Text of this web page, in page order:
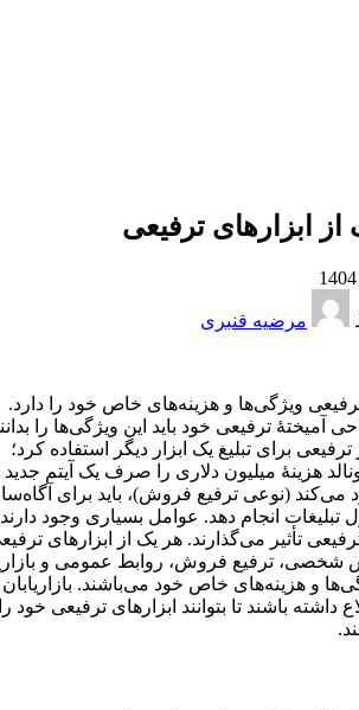
ابزارهای ترفیعی
مرضیه قنبری
ویژگی‌ها و هزینه‌های خاص خود را دارد.
آمیختۀ ترفیعی خود باید این ویژگی‌ها را
ترفیعی برای تبلیغ یک ابزار دیگر استفاده کرد؛
هزینۀ میلیون دلاری را صرف یک آیتم جدید
(نوعی ترفیع فروش)، باید برای
انجام دهد. عوامل بسیاری وجود
تأثیر می‌گذارند. هر یک از ابزارهای
شخصی، ترفیع فروش، روابط عمومی و
و هزینه‌های خاص خود می‌باشند. بازاریابان
داشته باشند تا بتوانند ابزارهای ترفیعی خود